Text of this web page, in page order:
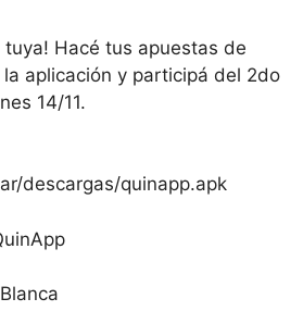
tuya! Hacé tus apuestas de
aplicación y participá del 2do
14/11.
descargas/quinapp.apk